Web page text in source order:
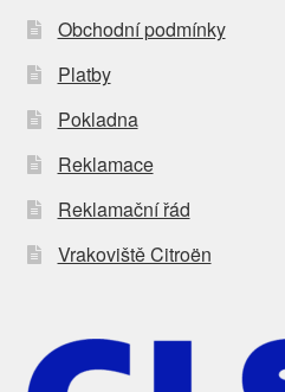
Obchodní podmínky
Platby
Pokladna
Reklamace
Reklamační řád
Vrakoviště Citroën